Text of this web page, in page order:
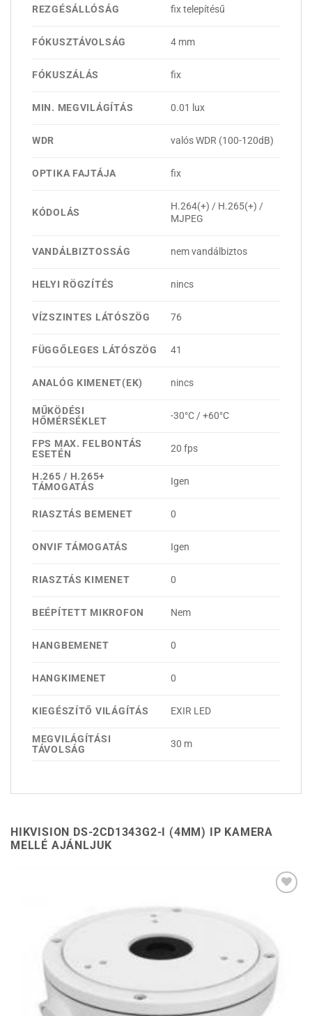
REZGÉSÁLLÓSÁG fix telepítésű
FÓKUSZTÁVOLSÁG 4 mm
FÓKUSZÁLÁS fix
MIN. MEGVILÁGÍTÁS 0.01 lux
WDR valós WDR (100-120dB)
OPTIKA FAJTÁJA fix
KÓDOLÁS
H.264(+) / H.265(+) /
MJPEG
VANDÁLBIZTOSSÁG nem vandálbiztos
HELYI RÖGZÍTÉS nincs
VÍZSZINTES LÁTÓSZÖG 76
FÜGGŐLEGES LÁTÓSZÖG 41
ANALÓG KIMENET(EK) nincs
MŰKÖDÉSI
HŐMÉRSÉKLET
-30°C / +60°C
FPS MAX. FELBONTÁS
ESETÉN
20 fps
H.265 / H.265+
TÁMOGATÁS
Igen
RIASZTÁS BEMENET 0
ONVIF TÁMOGATÁS Igen
RIASZTÁS KIMENET 0
BEÉPÍTETT MIKROFON Nem
HANGBEMENET 0
HANGKIMENET 0
KIEGÉSZÍTŐ VILÁGÍTÁS EXIR LED
MEGVILÁGÍTÁSI
TÁVOLSÁG
30 m
HIKVISION DS-2CD1343G2-I (4MM) IP KAMERA
MELLÉ AJÁNLJUK